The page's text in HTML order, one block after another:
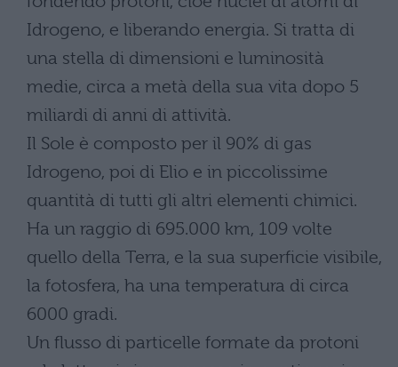
Idrogeno, e liberando energia. Si tratta di
una stella di dimensioni e luminosità
medie, circa a metà della sua vita dopo 5
miliardi di anni di attività.
Il Sole è composto per il 90% di gas
Idrogeno, poi di Elio e in piccolissime
quantità di tutti gli altri elementi chimici.
Ha un raggio di 695.000 km, 109 volte
quello della Terra, e la sua superficie visibile,
la fotosfera, ha una temperatura di circa
6000 gradi.
Un flusso di particelle formate da protoni